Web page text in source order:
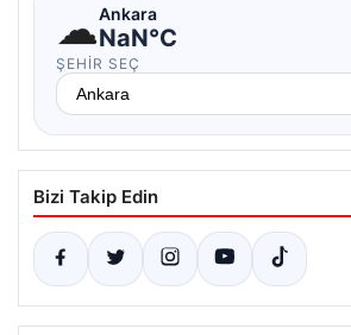
☁Ankara
NaN°C
ŞEHIR SEÇ
Bizi Takip Edin